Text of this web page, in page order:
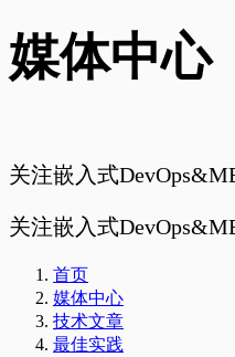
媒体中心
关注嵌入式
关注嵌入式
首页
媒体中心
技术文章
最佳实践